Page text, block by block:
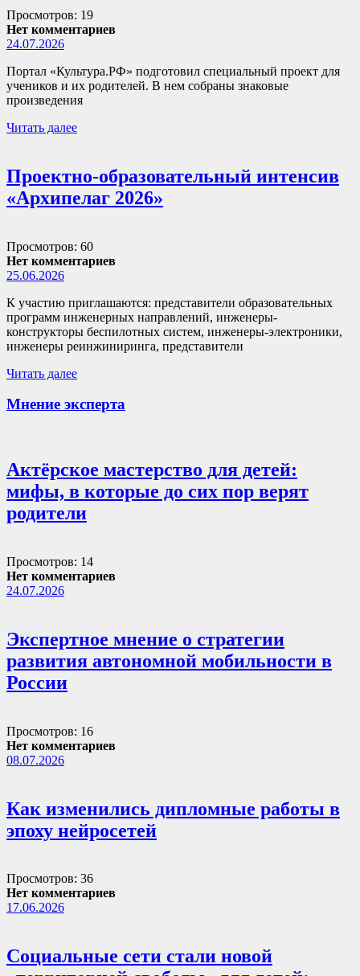
Просмотров: 19
Нет комментариев
24.07.2026
Портал «Культура.РФ» подготовил специальный проект для
учеников и их родителей. В нем собраны знаковые
произведения
Читать далее
Проектно-образовательный интенсив
«Архипелаг 2026»
Просмотров: 60
Нет комментариев
25.06.2026
К участию приглашаются: представители образовательных
программ инженерных направлений, инженеры-
конструкторы беспилотных систем, инженеры-электроники,
инженеры реинжиниринга, представители
Читать далее
Мнение эксперта
Актёрское мастерство для детей:
мифы, в которые до сих пор верят
родители
Просмотров: 14
Нет комментариев
24.07.2026
Экспертное мнение о стратегии
развития автономной мобильности в
России
Просмотров: 16
Нет комментариев
08.07.2026
Как изменились дипломные работы в
эпоху нейросетей
Просмотров: 36
Нет комментариев
17.06.2026
Социальные сети стали новой